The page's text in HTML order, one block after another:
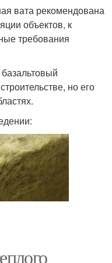
вата рекомендована
объектов, к
требования
но его